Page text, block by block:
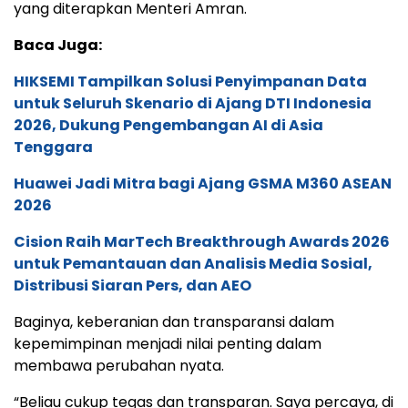
yang diterapkan Menteri Amran.
Baca Juga:
HIKSEMI Tampilkan Solusi Penyimpanan Data
untuk Seluruh Skenario di Ajang DTI Indonesia
2026, Dukung Pengembangan AI di Asia
Tenggara
Huawei Jadi Mitra bagi Ajang GSMA M360 ASEAN
2026
Cision Raih MarTech Breakthrough Awards 2026
untuk Pemantauan dan Analisis Media Sosial,
Distribusi Siaran Pers, dan AEO
Baginya, keberanian dan transparansi dalam
kepemimpinan menjadi nilai penting dalam
membawa perubahan nyata.
“Beliau cukup tegas dan transparan. Saya percaya, di